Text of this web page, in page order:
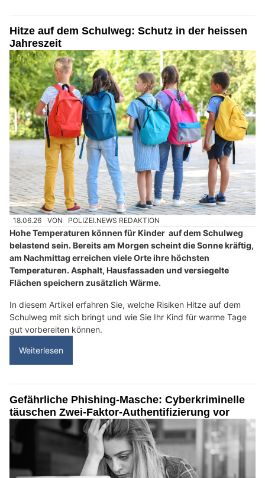
Hitze auf dem Schulweg: Schutz in der heissen
Jahreszeit
18.06.26 VON POLIZEI.NEWS REDAKTION
Hohe Temperaturen können für Kinder auf dem Schulweg
belastend sein. Bereits am Morgen scheint die Sonne kräftig,
am Nachmittag erreichen viele Orte ihre höchsten
Temperaturen. Asphalt, Hausfassaden und versiegelte
Flächen speichern zusätzlich Wärme.
In diesem Artikel erfahren Sie, welche Risiken Hitze auf dem
Schulweg mit sich bringt und wie Sie Ihr Kind für warme Tage
gut vorbereiten können.
Weiterlesen
Gefährliche Phishing-Masche: Cyberkriminelle
täuschen Zwei-Faktor-Authentifizierung vor